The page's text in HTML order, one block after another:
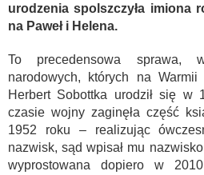
urodzenia spolszczyła imiona
na Paweł i Helena.
To precedensowa sprawa,
narodowych, których na
Herbert Sobottka urodził się w
czasie wojny zaginęła część
1952 roku – realizując
nazwisk, sąd wpisał mu
wyprostowana dopiero w